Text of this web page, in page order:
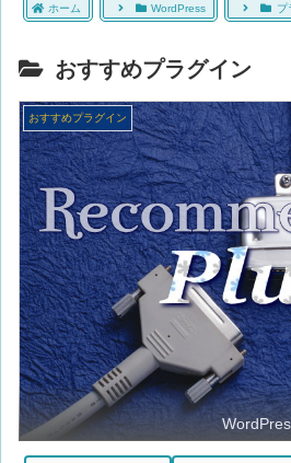
ホーム WordPress プ
おすすめプラグイン
おすすめプラグイン